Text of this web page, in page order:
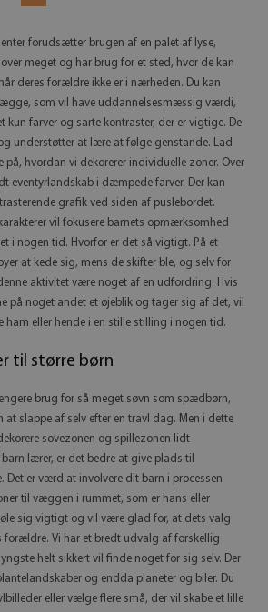
forudsætter brugen af ​​en palet af lyse,
meget og har brug for et sted, hvor de kan
deres forældre ikke er i nærheden. Du kan
som vil have uddannelsesmæssig værdi,
kun farver og sarte kontraster, der er vigtige. De
understøtter at lære at følge genstande. Lad
hvordan vi dekorerer individuelle zoner. Over
eventyrlandskab i dæmpede farver. Der kan
grafik ved siden af ​​puslebordet.
vil fokusere barnets opmærksomhed
i nogen tid. Hvorfor er det så vigtigt. På et
at kede sig, mens de skifter ble, og selv for
aktivitet være noget af en udfordring. Hvis
på noget andet et øjeblik og tager sig af det, vil
ham eller hende i en stille stilling i nogen tid.
til større børn
brug for så meget søvn som spædbørn,
at slappe af selv efter en travl dag. Men i dette
sovezonen og spillezonen lidt
lærer, er det bedre at give plads til
Det er værd at involvere dit barn i processen
til væggen i rummet, som er hans eller
sig vigtigt og vil være glad for, at dets valg
forældre. Vi har et bredt udvalg af forskellig
helt sikkert vil finde noget for sig selv. Der
og endda planeter og biler. Du
eller vælge flere små, der vil skabe et lille